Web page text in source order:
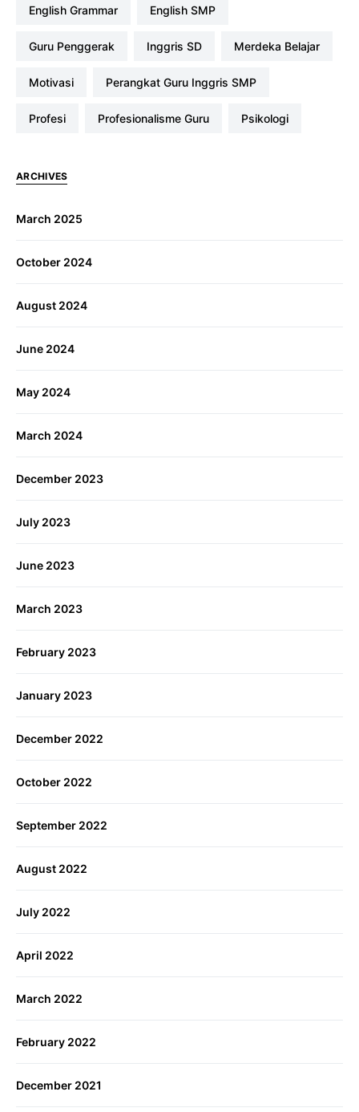
English Grammar English SMP
Guru Penggerak Inggris SD Merdeka Belajar
Motivasi Perangkat Guru Inggris SMP
profesi Profesionalisme Guru Psikologi
ARCHIVES
March 2025
October 2024
August 2024
June 2024
May 2024
March 2024
December 2023
July 2023
June 2023
March 2023
February 2023
January 2023
December 2022
October 2022
September 2022
August 2022
July 2022
April 2022
March 2022
February 2022
December 2021